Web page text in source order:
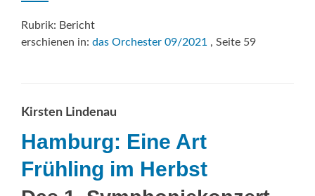
Rubrik: Bericht
erschienen in: das Orchester 09/2021 , Seite 59
Kirsten Lindenau
Hamburg: Eine Art
Frühling im Herbst